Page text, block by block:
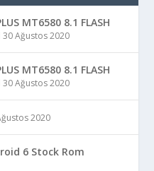
MT6580 8.1 FLASH
30 Ağustos 2020
MT6580 8.1 FLASH
30 Ağustos 2020
2020
6 Stock Rom